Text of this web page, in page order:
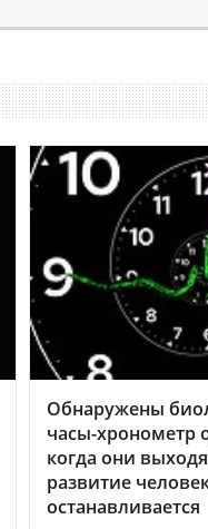
Обнаружены
часы-хронометр
когда они
развитие
останавливается